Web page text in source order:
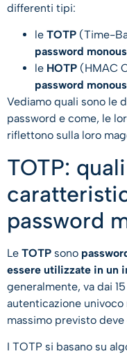
differenti tipi:
le TOTP (Time-
password
le HOTP (HMAC
password
Vediamo quali sono le
password e come, le
riflettono sulla loro
TOTP:
password
Le TOTP sono
essere utilizzate in un
generalmente, va dai
autenticazione
massimo previsto
I TOTP si basano su